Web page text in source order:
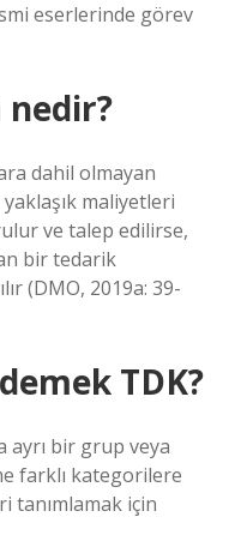
eserlerinde görev
dahil olmayan
maliyetleri
ve talep edilirse,
bir tedarik
(DMO, 2019a: 39-
TDK?
ayrı bir grup veya
farklı kategorilere
tanımlamak için